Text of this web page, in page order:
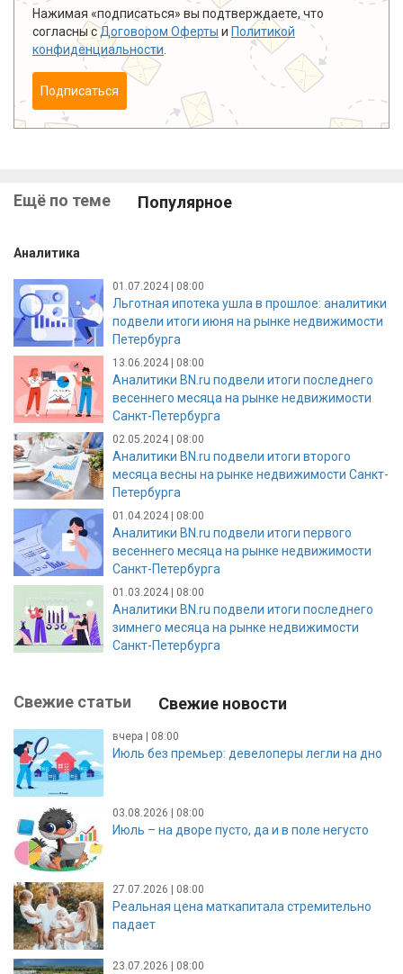
Нажимая «подписаться» вы подтверждаете, что
согласны сДоговором Оферты и Политикой
конфиденциальности
Подписаться
Ещё по теме Популярное
Аналитика
01.07.2024 | 08:00
Льготная ипотека ушла в прошлое: аналитики
подвели итоги июня на рынке недвижимости
Петербурга
13.06.2024 | 08:00
Аналитики BN.ru подвели итоги последнего
весеннего месяца на рынке недвижимости
Санкт-Петербурга
02.05.2024 | 08:00
Аналитики BN.ru подвели итоги второго
месяца весны на рынке недвижимости Санкт-
Петербурга
01.04.2024 | 08:00
Аналитики BN.ru подвели итоги первого
весеннего месяца на рынке недвижимости
Санкт-Петербурга
01.03.2024 | 08:00
Аналитики BN.ru подвели итоги последнего
зимнего месяца на рынке недвижимости
Санкт-Петербурга
Свежие статьи Свежие новости
вчера | 08:00
Июль без премьер: девелоперы легли на дно
03.08.2026 | 08:00
Июль – на дворе пусто, да и в поле негусто
27.07.2026 | 08:00
Реальная цена маткапитала стремительно
падает
23.07.2026 | 08:00